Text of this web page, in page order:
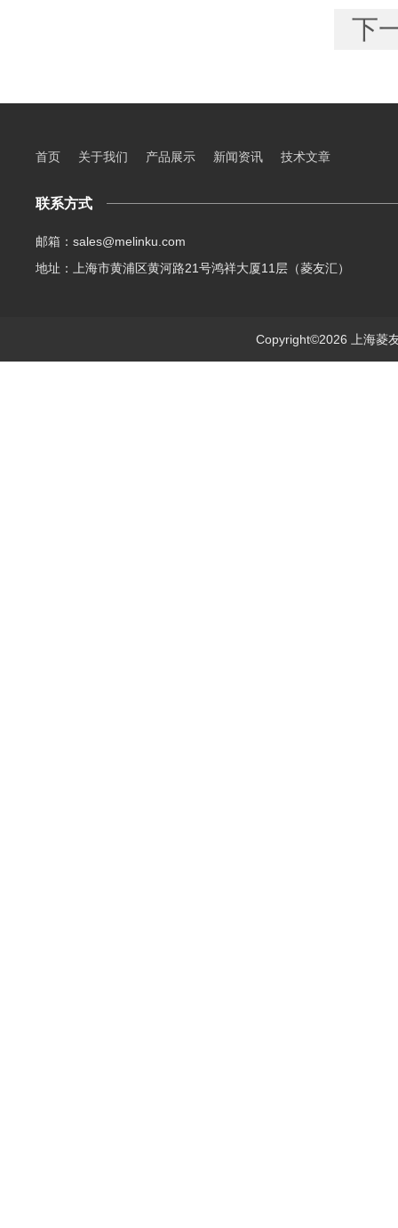
下
首页 关于我们 产品展示 新闻资讯 技术文章
联系方式
邮箱：sales@melinku.com
地址：上海市黄浦区黄河路21号鸿祥大厦11层（菱友汇）
Copyright©2026 上海菱